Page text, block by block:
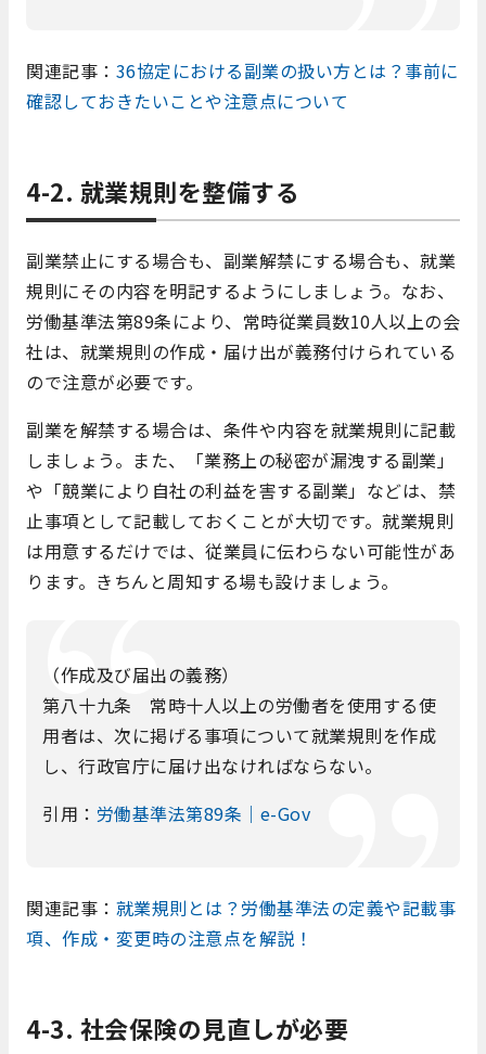
関連記事： 36協定における副業の扱い方とは？事前に
確認しておきたいことや注意点について
4-2. 就業規則を整備する
副業禁止にする場合も、副業解禁にする場合も、就業
規則にその内容を明記するようにしましょう。なお、
労働基準法第89条により、常時従業員数10人以上の会
社は、就業規則の作成・届け出が義務付けられている
ので注意が必要です。
副業を解禁する場合は、条件や内容を就業規則に記載
しましょう。また、「業務上の秘密が漏洩する副業」
や「競業により自社の利益を害する副業」などは、禁
止事項として記載しておくことが大切です。就業規則
は用意するだけでは、従業員に伝わらない可能性があ
ります。きちんと周知する場も設けましょう。
（作成及び届出の義務）
第八十九条 常時十人以上の労働者を使用する使
用者は、次に掲げる事項について就業規則を作成
し、行政官庁に届け出なければならない。
引用： 労働基準法第89条｜e-Gov
関連記事： 就業規則とは？労働基準法の定義や記載事
項、作成・変更時の注意点を解説！
4-3. 社会保険の見直しが必要